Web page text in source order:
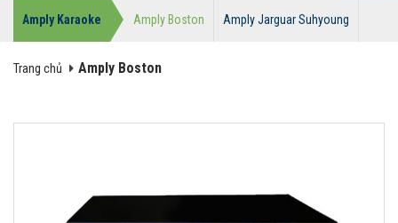
Amply Karaoke Amply Boston Amply Jarguar Suhyoung
Trang chủ Amply Boston